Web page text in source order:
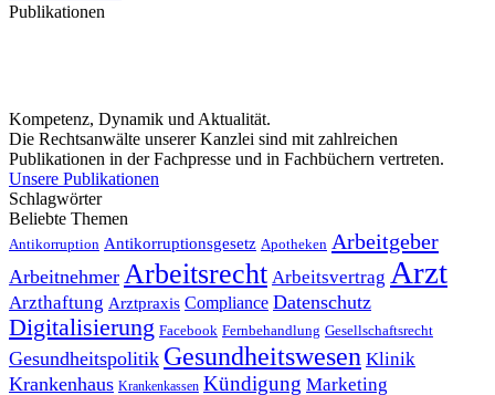
Publikationen
Kompetenz, Dynamik und Aktualität.
Die Rechtsanwälte unserer Kanzlei sind mit zahlreichen
Publikationen in der Fachpresse und in Fachbüchern vertreten.
Unsere Publikationen
Schlagwörter
Beliebte Themen
Antikorruption Antikorruptionsgesetz Apotheken Arbeitgeber
Arbeitnehmer Arbeitsrecht Arbeitsvertrag Arzt
Arzthaftung Arztpraxis Compliance Datenschutz
Digitalisierung Facebook Fernbehandlung Gesellschaftsrecht
Gesundheitspolitik Gesundheitswesen Klinik
Krankenhaus Krankenkassen Kündigung Marketing